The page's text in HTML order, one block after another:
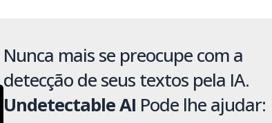
Nunca mais se preocupe com a
detecção de seus textos pela IA.
Undetectable AI Pode lhe ajudar: